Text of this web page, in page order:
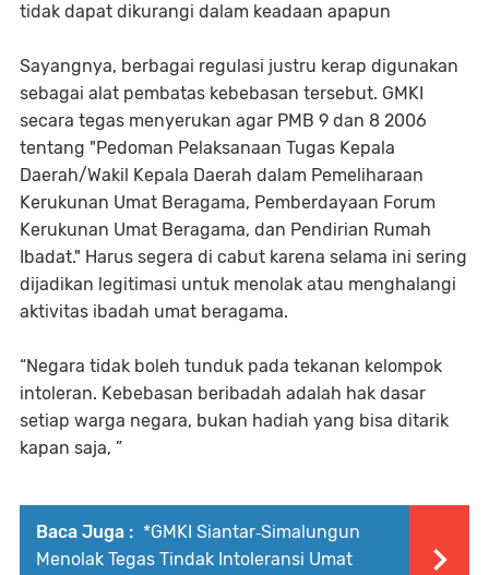
tidak dapat dikurangi dalam keadaan apapun
Sayangnya, berbagai regulasi justru kerap digunakan
sebagai alat pembatas kebebasan tersebut. GMKI
secara tegas menyerukan agar PMB 9 dan 8 2006
tentang "Pedoman Pelaksanaan Tugas Kepala
Daerah/Wakil Kepala Daerah dalam Pemeliharaan
Kerukunan Umat Beragama, Pemberdayaan Forum
Kerukunan Umat Beragama, dan Pendirian Rumah
Ibadat." Harus segera di cabut karena selama ini sering
dijadikan legitimasi untuk menolak atau menghalangi
aktivitas ibadah umat beragama.
“Negara tidak boleh tunduk pada tekanan kelompok
intoleran. Kebebasan beribadah adalah hak dasar
setiap warga negara, bukan hadiah yang bisa ditarik
kapan saja, ”
Baca Juga : *GMKI Siantar‑Simalungun
Menolak Tegas Tindak Intoleransi Umat